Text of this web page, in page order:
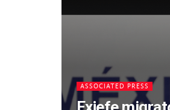
ASSOCIATED PRESS